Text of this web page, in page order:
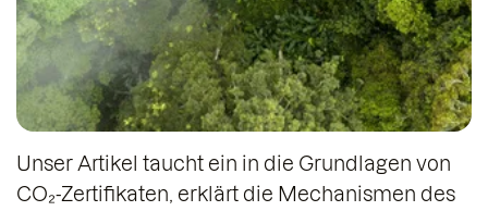
Unser Artikel taucht ein in die Grundlagen von
CO₂-Zertifikaten, erklärt die Mechanismen des